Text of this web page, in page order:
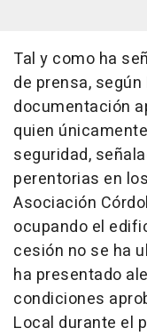
Tal y como ha
de prensa,
documentación
quien
seguridad,
perentorias en
Asociación
ocupando el
cesión no se ha
ha presentado
condiciones
Local durante el